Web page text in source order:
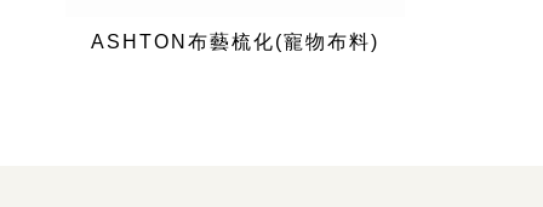
ASHTON布藝梳化(寵物布料)